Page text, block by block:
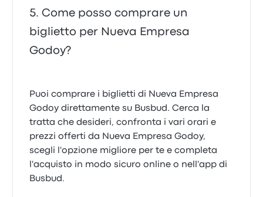
Come posso comprare un
biglietto per Nueva Empresa
Godoy?
Puoi comprare i biglietti di Nueva Empresa
Godoy direttamente su Busbud. Cerca la
tratta che desideri, confronta i vari orari e
prezzi offerti da Nueva Empresa Godoy,
scegli l'opzione migliore per te e completa
l'acquisto in modo sicuro online o nell'app di
Busbud.